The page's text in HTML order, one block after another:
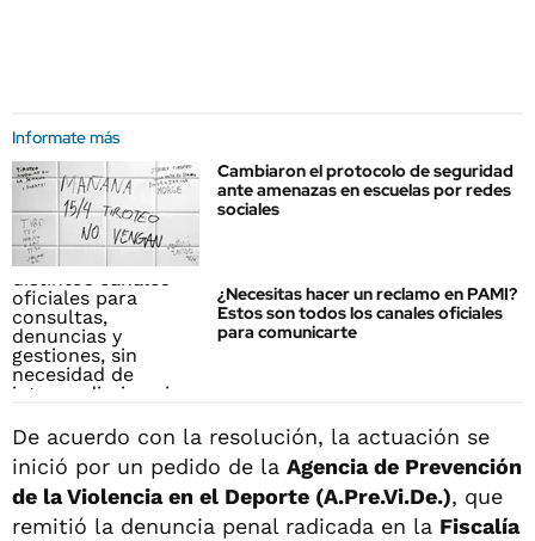
Informate más
Cambiaron el protocolo de seguridad
ante amenazas en escuelas por redes
sociales
¿Necesitas hacer un reclamo en PAMI?
Estos son todos los canales oficiales
para comunicarte
De acuerdo con la resolución, la actuación se
inició por un pedido de la Agencia de Prevención
de la Violencia en el Deporte (A.Pre.Vi.De.), que
remitió la denuncia penal radicada en la Fiscalía